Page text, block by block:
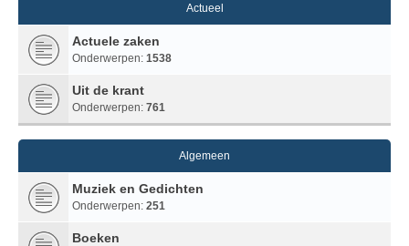
Actueel
Actuele zaken
Onderwerpen: 1538
Uit de krant
Onderwerpen: 761
Algemeen
Muziek en Gedichten
Onderwerpen: 251
Boeken